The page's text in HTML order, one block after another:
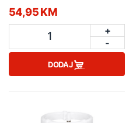
54,95 KM
1
+
-
DODAJ